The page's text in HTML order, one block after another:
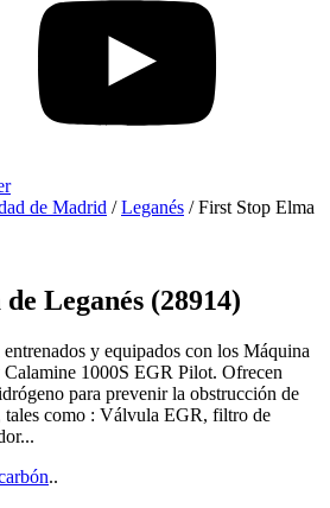
de Madrid /Leganés /First Stop Elma
Leganés (28914)
y equipados con los Máquina
1000S EGR Pilot. Ofrecen
para prevenir la obstrucción de
tales como : Válvula EGR, filtro de
..